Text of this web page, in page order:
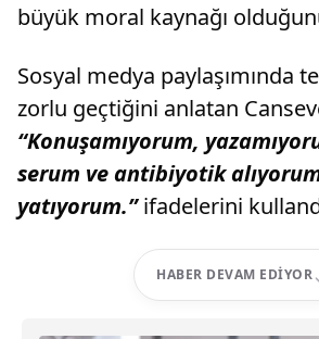
büyük moral kaynağı
Sosyal medya paylaşımında
zorlu geçtiğini anlatan
“Konuşamıyorum,
serum ve antibiyotik
yatıyorum.”ifadelerini
HABER DEVAM EDIYOR